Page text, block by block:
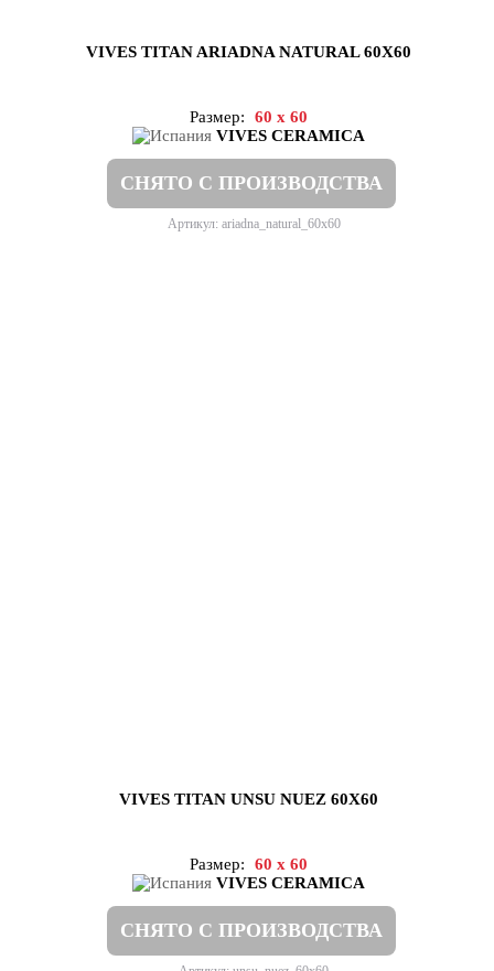
VIVES TITAN ARIADNA NATURAL 60X60
Размер:
60 x 60
VIVES CERAMICA
СНЯТО С ПРОИЗВОДСТВА
Артикул: ariadna_natural_60x60
VIVES TITAN UNSU NUEZ 60X60
Размер:
60 x 60
VIVES CERAMICA
СНЯТО С ПРОИЗВОДСТВА